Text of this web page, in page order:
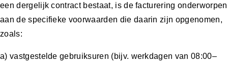
een dergelijk contract bestaat, is de facturering onderworpen
aan de specifieke voorwaarden die daarin zijn opgenomen,
zoals:
a) vastgestelde gebruiksuren (bijv. werkdagen van 08:00–